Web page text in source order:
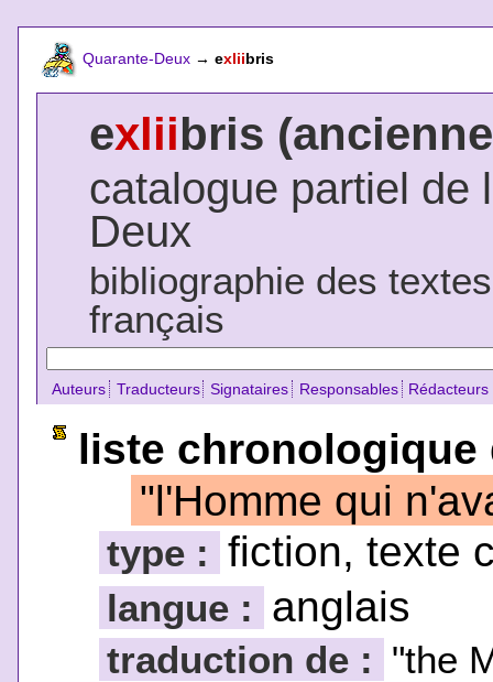
Quarante-Deux → exliibris
exliibris
catalogue partiel de
Deux
bibliographie des
français
Auteurs Traducteurs Signataires Responsables Rédacteurs
liste chronologique
"l'Homme qui
type : fiction, texte
langue : anglais
traduction de : "the